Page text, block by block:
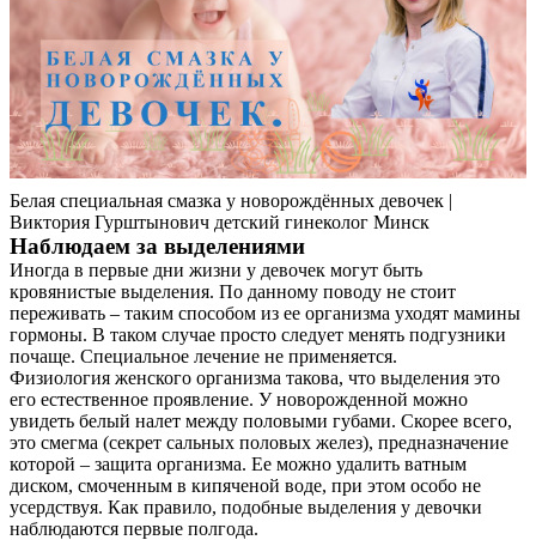
Белая специальная смазка у новорождённых девочек |
Виктория Гурштынович детский гинеколог Минск
Наблюдаем за выделениями
Иногда в первые дни жизни у девочек могут быть
кровянистые выделения. По данному поводу не стоит
переживать – таким способом из ее организма уходят мамины
гормоны. В таком случае просто следует менять подгузники
почаще. Специальное лечение не применяется.
Физиология женского организма такова, что выделения это
его естественное проявление. У новорожденной можно
увидеть белый налет между половыми губами. Скорее всего,
это смегма (секрет сальных половых желез), предназначение
которой – защита организма. Ее можно удалить ватным
диском, смоченным в кипяченой воде, при этом особо не
усердствуя. Как правило, подобные выделения у девочки
наблюдаются первые полгода.